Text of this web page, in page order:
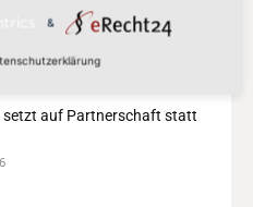
verdient mehr als eine
setzt auf Partnerschaft statt
&